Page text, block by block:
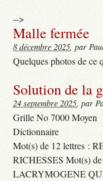
-->
Malle fermée
8 décembre 2025, par
Quelques photos de ce
Solution de la
24 septembre 2025, par
Grille No 7000 Moyen
Dictionnaire
Mot(s) de 12 lettres :
RICHESSES Mot(s)
LACRYMOGENE